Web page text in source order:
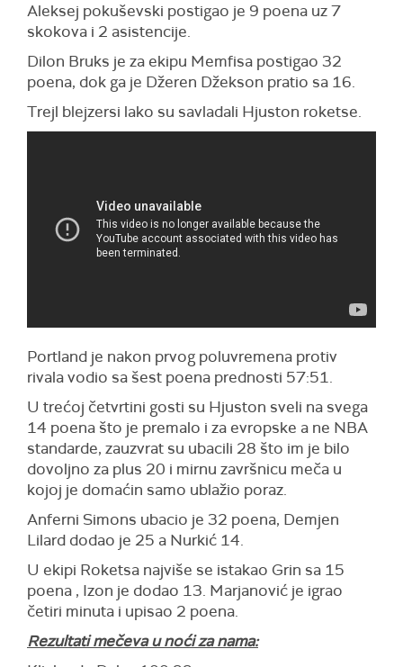
Aleksej pokuševski postigao je 9 poena uz 7
skokova i 2 asistencije.
Dilon Bruks je za ekipu Memfisa postigao 32
poena, dok ga je Džeren Džekson pratio sa 16.
Trejl blejzersi lako su savladali Hjuston roketse.
Portland je nakon prvog poluvremena protiv
rivala vodio sa šest poena prednosti 57:51.
U trećoj četvrtini gosti su Hjuston sveli na svega
14 poena što je premalo i za evropske a ne NBA
standarde, zauzvrat su ubacili 28 što im je bilo
dovoljno za plus 20 i mirnu završnicu meča u
kojoj je domaćin samo ublažio poraz.
Anferni Simons ubacio je 32 poena, Demjen
Lilard dodao je 25 a Nurkić 14.
U ekipi Roketsa najviše se istakao Grin sa 15
poena , Izon je dodao 13. Marjanović je igrao
četiri minuta i upisao 2 poena.
Rezultati mečeva u noći za nama: